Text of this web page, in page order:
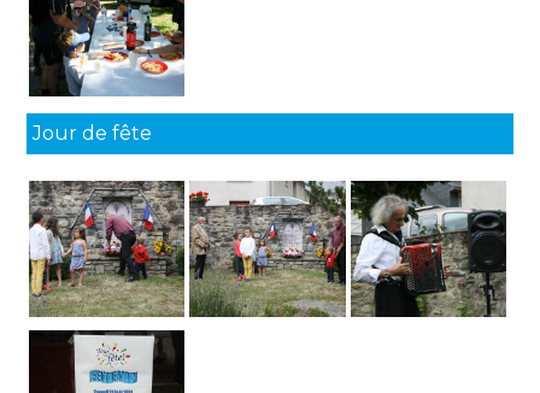
Jour de fête